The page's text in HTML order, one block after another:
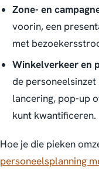
Zone- en
voorin, een
met
Winkelverkeer en
de
lancering, pop-up
kunt kwantificeren.
Hoe je die pieken
personeelsplanning